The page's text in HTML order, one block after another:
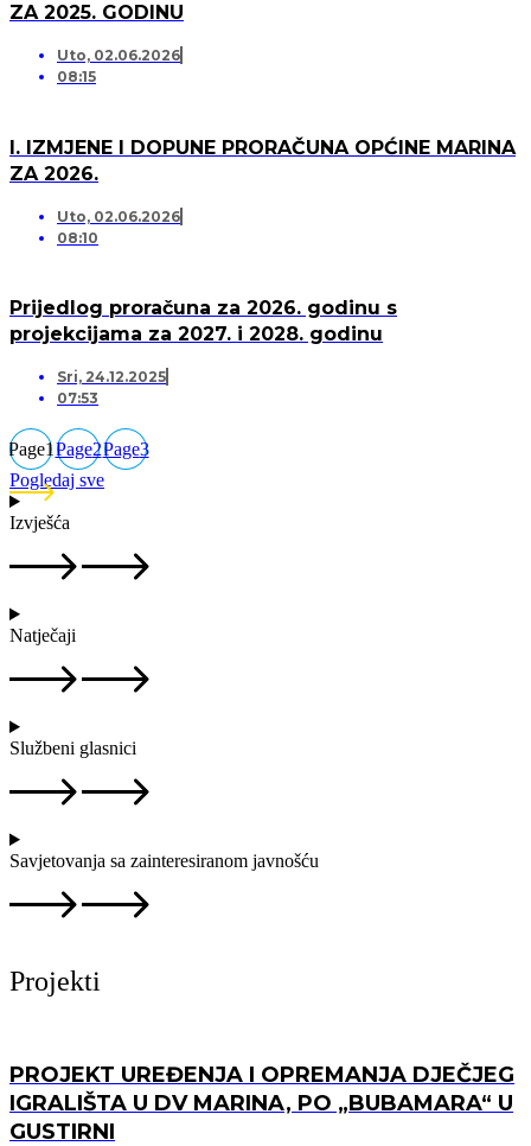
ZA 2025. GODINU
Uto, 02.06.2026
08:15
I. IZMJENE I DOPUNE PRORAČUNA OPĆINE MARINA
ZA 2026.
Uto, 02.06.2026
08:10
Prijedlog proračuna za 2026. godinu s
projekcijama za 2027. i 2028. godinu
Sri, 24.12.2025
07:53
Page1Page2Page3
Pogledaj sve
Izvješća
Natječaji
Službeni glasnici
Savjetovanja sa zainteresiranom javnošću
Projekti
PROJEKT UREĐENJA I OPREMANJA DJEČJEG
IGRALIŠTA U DV MARINA, PO „BUBAMARA“ U
GUSTIRNI